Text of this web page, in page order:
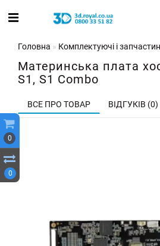
0
0
Головна Комплектуючі і
Материнська плата
S1, S1 Combo
ВСЕ ПРО ТОВАР ВІДГУКІВ (0)